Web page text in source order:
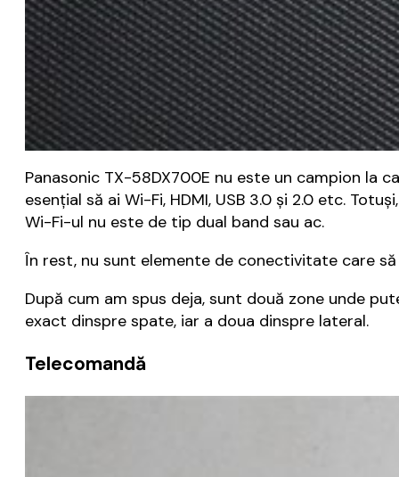
Panasonic TX-58DX700E nu este un campion la
esențial să ai Wi-Fi, HDMI, USB 3.0 și 2.0 etc.
Wi-Fi-ul nu este de tip dual band sau ac.
În rest, nu sunt elemente de conectivitate care
După cum am spus deja, sunt două zone unde
exact dinspre spate, iar a doua dinspre lateral.
Telecomandă